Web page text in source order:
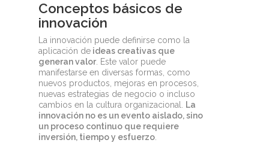
Conceptos básicos de
innovación
La innovación puede definirse como la
aplicación de ideas creativas que
generan valor . Este valor puede
manifestarse en diversas formas, como
nuevos productos, mejoras en procesos,
nuevas estrategias de negocio o incluso
cambios en la cultura organizacional.
La
innovación no es un evento aislado, sino
un proceso continuo que requiere
inversión, tiempo y esfuerzo